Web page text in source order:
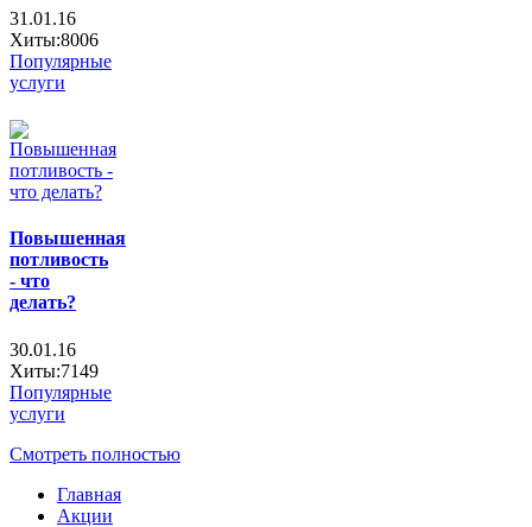
31.01.16
Хиты:8006
Популярные
услуги
Повышенная
потливость
- что
делать?
30.01.16
Хиты:7149
Популярные
услуги
Смотреть полностью
Главная
Акции